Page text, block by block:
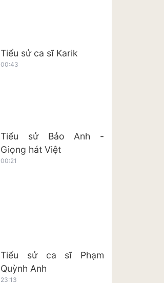
Tiểu sử ca sĩ Karik
00:43
Tiểu sử Bảo Anh -
Giọng hát Việt
00:21
Tiểu sử ca sĩ Phạm
Quỳnh Anh
23:13